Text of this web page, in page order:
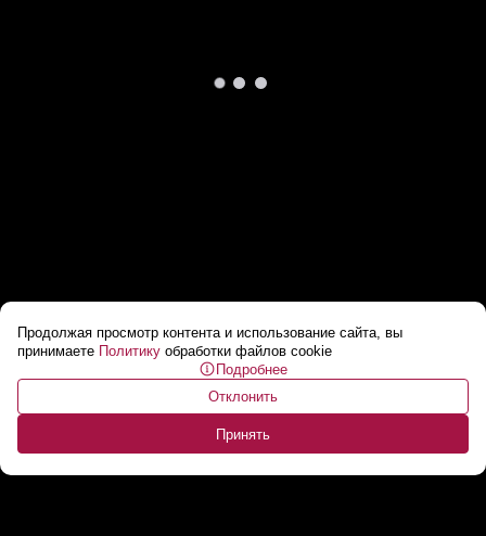
Продолжая просмотр контента и использование сайта, вы
принимаете Политику обработки файлов cookie
Подробнее
Отклонить
Принять
Лукашенко: Они все «дышат» нормально? //
Почему предприятиям БМЗ нужен НОВЫЙ